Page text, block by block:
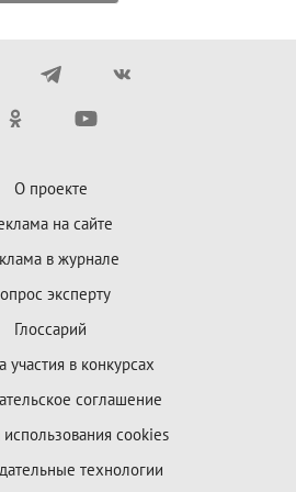
О проекте
на сайте
в журнале
эксперту
Глоссарий
участия в конкурсах
соглашение
cookies
технологии